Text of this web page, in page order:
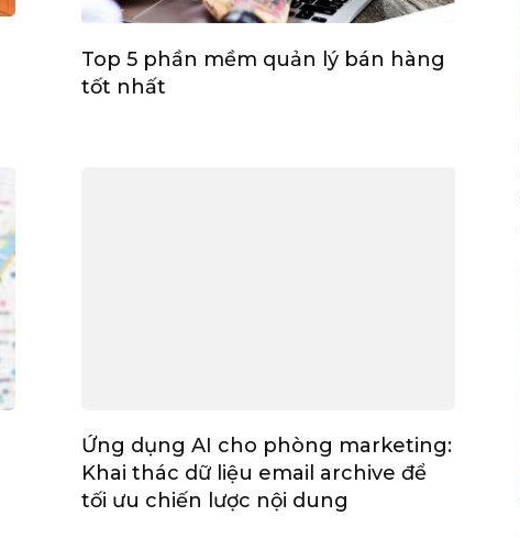
Top 5 phần mềm quản lý bán hàng
tốt nhất
Ứng dụng AI cho phòng marketing:
Khai thác dữ liệu email archive để
tối ưu chiến lược nội dung